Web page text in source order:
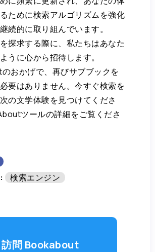
ために検索アルゴリズムを強化
続的に取り組んでいます。
探求する際に、私たちはあなた
うに心から招待します。
おかげで、再びサブブックを
要はありません。今すぐ検索を
の文学体験を見つけてくださ
ツールの詳細をご覧くださ
検索エンジン
訪問 Bookabout